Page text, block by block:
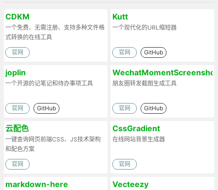
CDKM
一个免费、无需注册、支持多种文件格
式转换的在线工具
官网
Kutt
一个现代化的URL缩短器
官网 GitHub
joplin
一个开源的记笔记和待办事项工具
官网 GitHub
WechatMomentScreenshot
朋友圈转发截图生成工具
官网 GitHub
云配色
一键查询网页前端CSS、JS技术架构
和配色方案
官网
CssGradient
在线网站背景生成器
官网
markdown-here Vecteezy